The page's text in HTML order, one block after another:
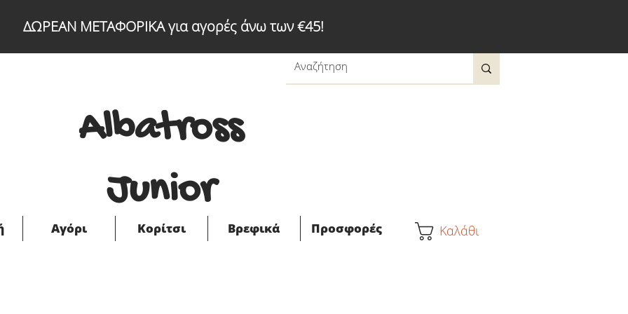
ΔΩΡΕΑΝ ΜΕΤΑΦΟΡΙΚΑ για αγορές άνω των €45!
Albatross
Junior
Αγόρι Κορίτσι Βρεφικά Προσφορές Καλάθι